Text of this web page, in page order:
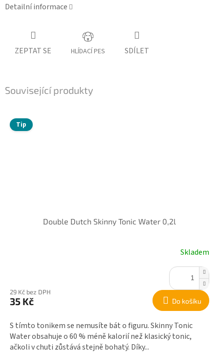
Detailní informace
ZEPTAT SE HLÍDACÍ PES SDÍLET
Související produkty
Tip
Double Dutch Skinny Tonic Water 0,2l
Skladem
29 Kč bez DPH
35 Kč Do košíku
S tímto tonikem se nemusíte bát o figuru. Skinny Tonic
Water obsahuje o 60 % méně kalorií než klasický tonic,
ačkoli v chuti zůstává stejně bohatý. Díky...